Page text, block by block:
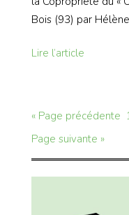
Bois (93) par
Lire l’article
« Page précédente
Page suivante »